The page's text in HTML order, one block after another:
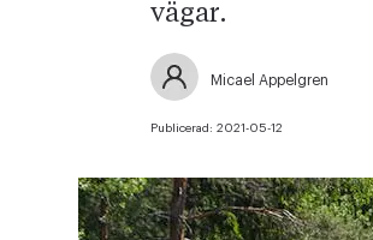
vägar.
Micael Appelgren
Publicerad: 2021-05-12